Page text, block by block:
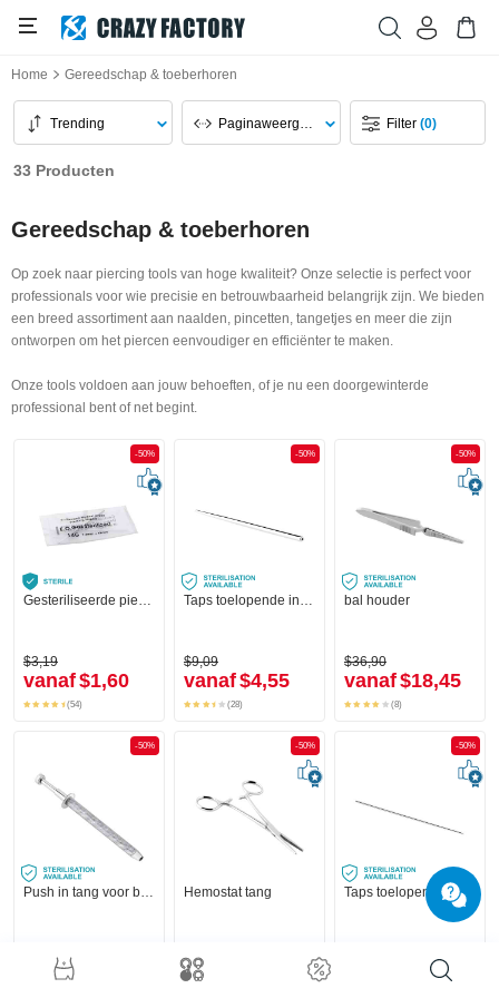
Home Gereedschap & toeberhoren
Trending Paginaweergave Filter(0)
33 Producten
Gereedschap & toeberhoren
Op zoek naar piercing tools van hoge kwaliteit? Onze selectie is perfect voor
professionals voor wie precisie en betrouwbaarheid belangrijk zijn. We bieden
een breed assortiment aan naalden, pincetten, tangetjes en meer die zijn
ontworpen om het piercen eenvoudiger en efficiënter te maken.
Onze tools voldoen aan jouw behoeften, of je nu een doorgewinterde
professional bent of net begint.
-50%
Gesteriliseerde piercingnaald
$3,19
vanaf$1,60
(54)
-50%
Taps toelopende insteekpin
$9,09
vanaf$4,55
(28)
-50%
bal houder
$36,90
vanaf$18,45
(8)
-50%
vanaf
-50%
Hemostat tang
$19,45
-50%
Taps toelopende insteekpin met Schroefdraad
$10,45